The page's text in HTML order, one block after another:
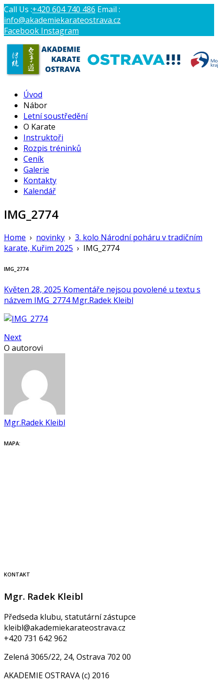
Call Us :+420 604 740 486 Email :
info@akademiekarateostrava.cz
Facebook Instagram
AKADEMIE KARATE OSTRAVA
Profesionální výcvik tradičního karate
Úvod
Nábor
Letní soustředění
O Karate
Instruktoři
Rozpis tréninků
Ceník
Galerie
Kontakty
Kalendář
IMG_2774
Home › novinky › 3. kolo Národní poháru v tradičním
karate, Kuřim 2025 › IMG_2774
IMG_2774
Květen 28, 2025 Komentáře nejsou povolené u textu s
názvem IMG_2774 Mgr.Radek Kleibl
Next
O autorovi
Mgr.Radek Kleibl
MAPA:
KONTAKT
Mgr. Radek Kleibl
Předseda klubu, statutární zástupce
kleibl@akademiekarateostrava.cz
+420 731 642 962
Zelená 3065/22, 24, Ostrava 702 00
AKADEMIE OSTRAVA (c) 2016